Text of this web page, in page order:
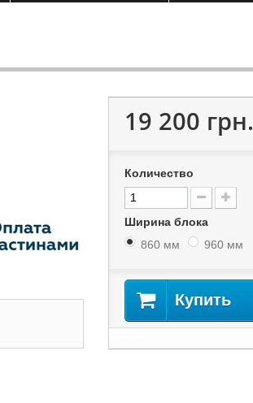
19 200 грн.
Количество
Ширина блока
860 мм
960 мм
Купить